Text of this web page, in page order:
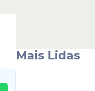
Mais Lidas